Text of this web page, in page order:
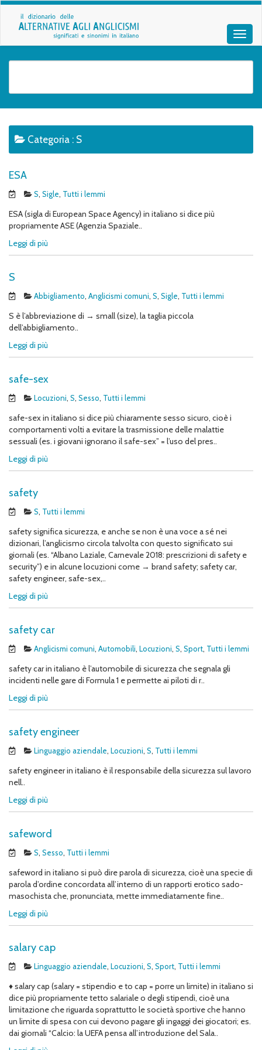
Categoria : S
ESA
S, Sigle, Tutti i lemmi
ESA (sigla di European Space Agency) in italiano si dice più
propriamente ASE (Agenzia Spaziale..
Leggi di più
S
Abbigliamento, Anglicismi comuni, S, Sigle, Tutti i lemmi
S è l’abbreviazione di → small (size), la taglia piccola
dell’abbigliamento..
Leggi di più
safe-sex
Locuzioni, S, Sesso, Tutti i lemmi
safe-sex in italiano si dice più chiaramente sesso sicuro, cioè i
comportamenti volti a evitare la trasmissione delle malattie
sessuali (es. i giovani ignorano il safe-sex” = l’uso del pres..
Leggi di più
safety
S, Tutti i lemmi
safety significa sicurezza, e anche se non è una voce a sé nei
dizionari, l’anglicismo circola talvolta con questo significato sui
giornali (es. “Albano Laziale, Carnevale 2018: prescrizioni di safety e
security”) e in alcune locuzioni come → brand safety; safety car,
safety engineer, safe-sex,..
Leggi di più
safety car
Anglicismi comuni, Automobili, Locuzioni, S, Sport, Tutti i lemmi
safety car in italiano è l’automobile di sicurezza che segnala gli
incidenti nelle gare di Formula 1 e permette ai piloti di r..
Leggi di più
safety engineer
Linguaggio aziendale, Locuzioni, S, Tutti i lemmi
safety engineer in italiano è il responsabile della sicurezza sul lavoro
nell..
Leggi di più
safeword
S, Sesso, Tutti i lemmi
safeword in italiano si può dire parola di sicurezza, cioè una specie di
parola d’ordine concordata all’interno di un rapporti erotico sado-
masochista che, pronunciata, mette immediatamente fine..
Leggi di più
salary cap
Linguaggio aziendale, Locuzioni, S, Sport, Tutti i lemmi
♦ salary cap (salary = stipendio e to cap = porre un limite) in italiano si
dice più propriamente tetto salariale o degli stipendi, cioè una
limitazione che riguarda soprattutto le società sportive che hanno
un limite di spesa con cui devono pagare gli ingaggi dei giocatori; es.
dai giornali “Calcio: la UEFA pensa all’introduzione del Sala..